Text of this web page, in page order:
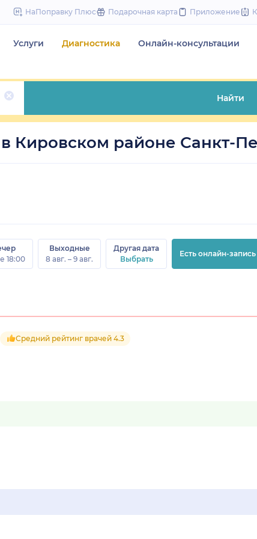
to
НаПоправку Плюс Подарочная карта Приложение
Услуги Диагностика Онлайн-консультации
Найти
Кировском районе Санкт-
18:00
Выходные
8 авг. – 9 авг.
Другая дата
Выбрать
Есть онлайн-запись
Средний рейтинг врачей 4.3